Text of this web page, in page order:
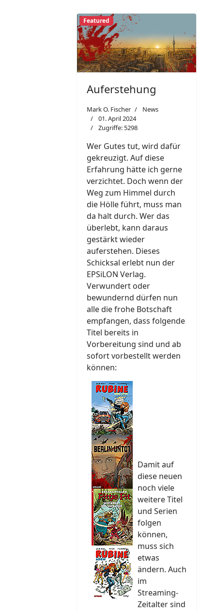
Featured
Auferstehung
Mark O. Fischer
News
01. April 2024
Zugriffe: 5298
Wer Gutes tut, wird dafür
gekreuzigt. Auf diese
Erfahrung hätte ich gerne
verzichtet. Doch wenn der
Weg zum Himmel durch
die Hölle führt, muss man
da halt durch. Wer das
überlebt, kann daraus
gestärkt wieder
auferstehen. Dieses
Schicksal erlebt nun der
EPSiLON Verlag.
Verwundert oder
bewundernd dürfen nun
alle die frohe Botschaft
empfangen, dass folgende
Titel bereits in
Vorbereitung sind und ab
sofort vorbestellt werden
können:
Damit auf
diese neuen
noch viele
weitere Titel
und Serien
folgen
können,
muss sich
etwas
ändern. Auch
im
Streaming-
Zeitalter sind